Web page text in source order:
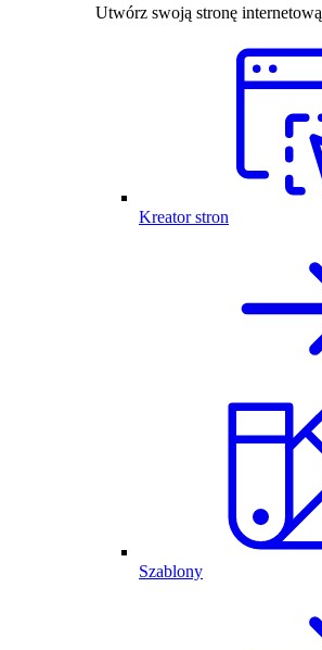
Utwórz swoją stronę internetową
Kreator stron
Szablony